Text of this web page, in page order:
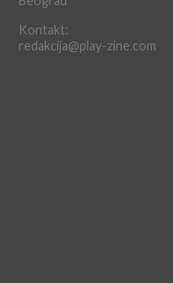
Kontakt:
redakcija@play-zine.com